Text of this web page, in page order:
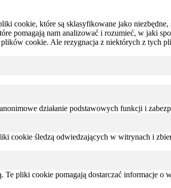
cookie, które są sklasyfikowane jako niezbędne,
pomagają nam analizować i rozumieć, w jaki
cookie. Ale rezygnacja z niektórych z tych
działanie podstawowych funkcji i
cookie śledzą odwiedzających w witrynach i
pliki cookie pomagają dostarczać informacje o